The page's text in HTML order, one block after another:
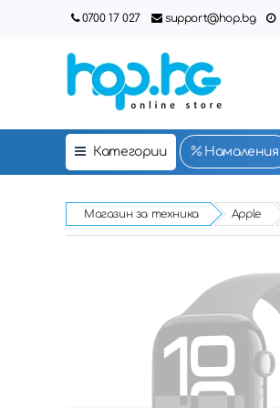
0700 17 027 support@hop.bg
Категории Намаления
Магазин за техника Apple